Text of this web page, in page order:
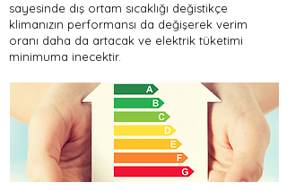
sayesinde dış ortam sıcaklığı değistikçe
klimanızın performansı da değişerek verim
oranı daha da artacak ve elektrik tüketimi
minimuma inecektir.